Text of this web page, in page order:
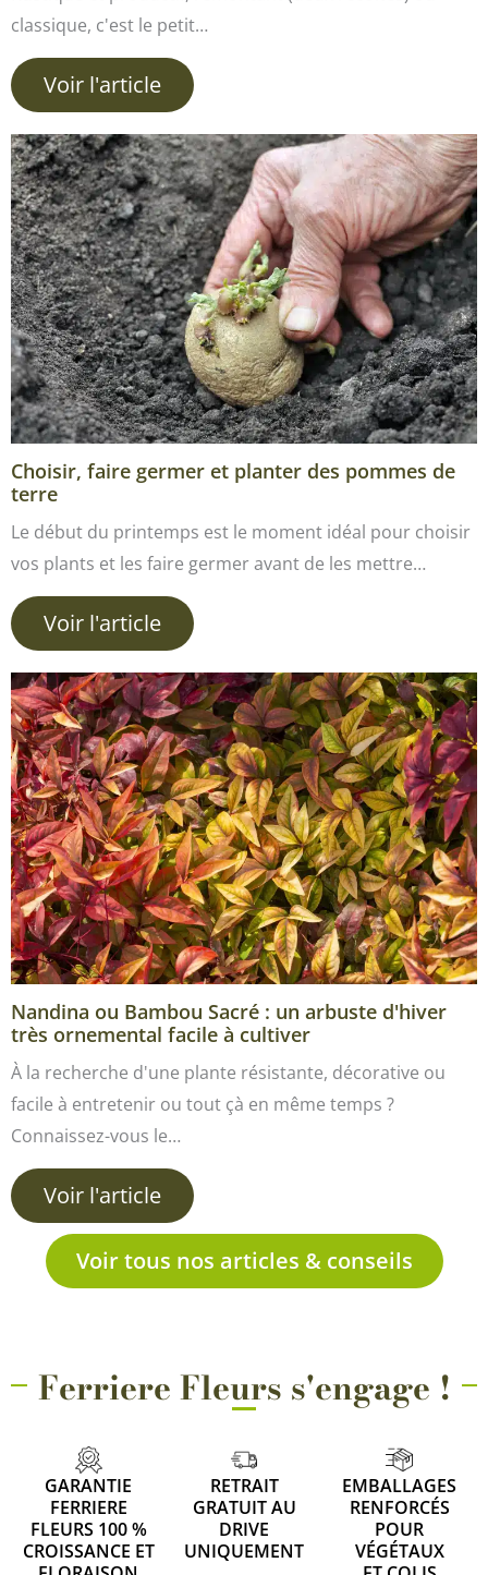
classique, c'est le petit…
Voir l'article
Choisir, faire germer et planter des pommes de
terre
Le début du printemps est le moment idéal pour choisir
vos plants et les faire germer avant de les mettre…
Voir l'article
Nandina ou Bambou Sacré : un arbuste d'hiver
très ornemental facile à cultiver
À la recherche d'une plante résistante, décorative ou
facile à entretenir ou tout çà en même temps ?
Connaissez-vous le…
Voir l'article
Voir tous nos articles & conseils
Ferriere Fleurs s'engage !
GARANTIE
FERRIERE
FLEURS 100 %
CROISSANCE ET
RETRAIT
GRATUIT AU
DRIVE
UNIQUEMENT
EMBALLAGES
RENFORCÉS
POUR
VÉGÉTAUX